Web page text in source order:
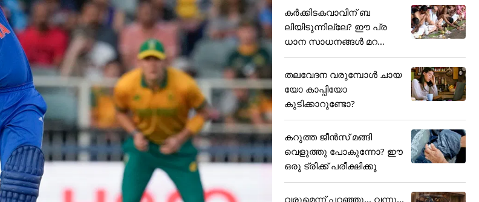
കർക്കിടകവാവിന് ബ
ലിയിടുന്നില്ലേ? ഈ പ്ര
ധാന സാധനങ്ങൾ മറ
ക്കാതെ കരുതണം
തലവേദന വരുമ്പോൾ ചായ
യോ കാപ്പിയോ
കുടിക്കാറുണ്ടോ?
കറുത്ത ജീൻസ് മങ്ങി
വെളുത്തു പോകുന്നോ? ഈ
ഒരു ട്രിക്ക് പരീക്ഷിക്കൂ
വരുമെന്ന് പറഞ്ഞു... വന്നു...